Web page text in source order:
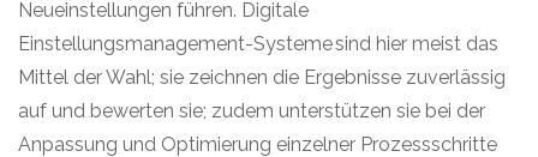
Neueinstellungen führen. Digitale
Einstellungsmanagement-Systemesind hier meist das
Mittel der Wahl; sie zeichnen die Ergebnisse zuverlässig
auf und bewerten sie; zudem unterstützen sie bei der
Anpassung und Optimierung einzelner Prozessschritte